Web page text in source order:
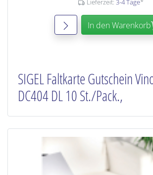
Lieferzeit: 3-4 Tage*
In den Warenkorb
SIGEL Faltkarte Gutschein
DC404 DL 10 St./Pack.,